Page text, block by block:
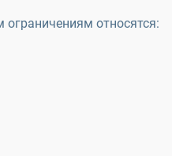
относятся: